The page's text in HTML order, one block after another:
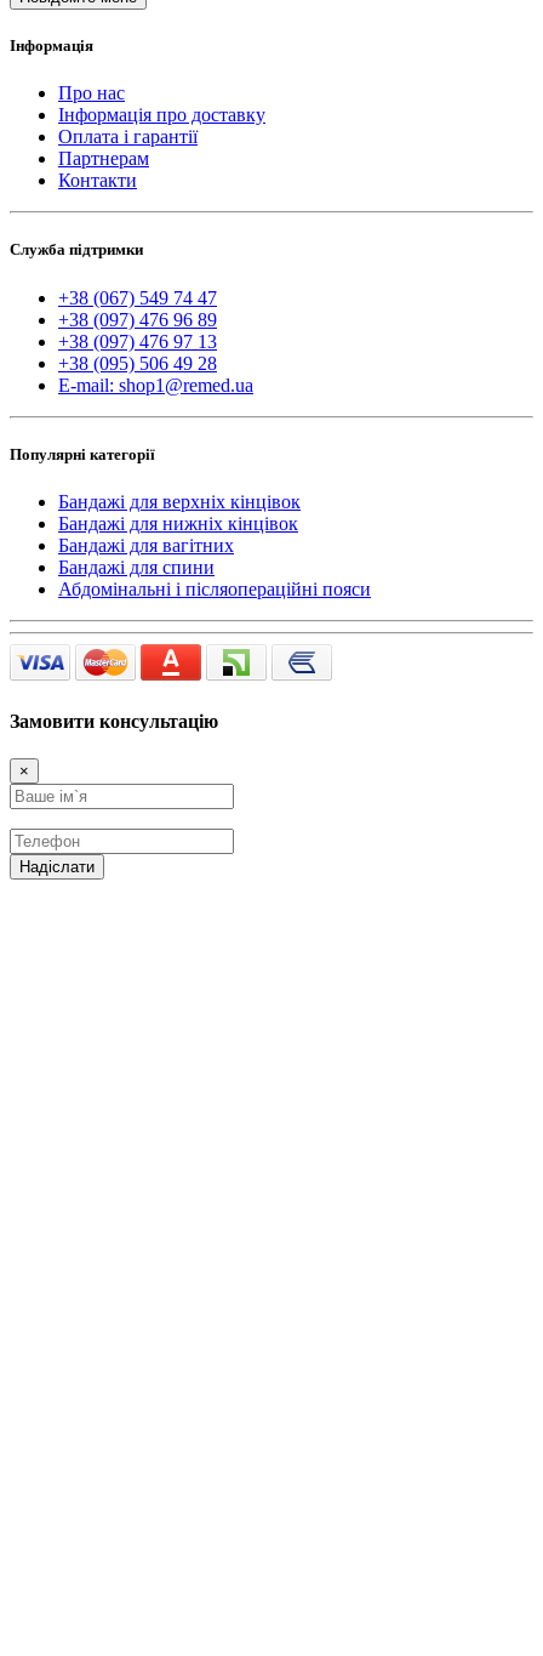
Інформація
Про нас
Інформація про доставку
Оплата і гарантії
Партнерам
Контакти
Служба підтримки
+38 (067) 549 74 47
+38 (097) 476 96 89
+38 (097) 476 97 13
+38 (095) 506 49 28
E-mail: shop1@remed.ua
Популярні категорії
Бандажі для верхніх кінцівок
Бандажі для нижніх кінцівок
Бандажі для вагітних
Бандажі для спини
Абдомінальні і післяопераційні пояси
Замовити консультацію
×
Надіслати